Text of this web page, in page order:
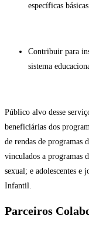
específicas básicas.
Contribuir para
sistema
Público alvo desse
beneficiárias dos
de rendas de programas
vinculados a programas
sexual; e adolescentes e
Infantil.
Parceiros